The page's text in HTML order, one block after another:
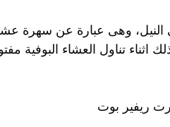
وهى عبارة عن سهرة
تناول العشاء البوفية
ريفير بوت